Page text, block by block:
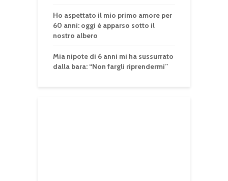
Ho aspettato il mio primo amore per
60 anni: oggi è apparso sotto il
nostro albero
Mia nipote di 6 anni mi ha sussurrato
dalla bara: “Non fargli riprendermi”